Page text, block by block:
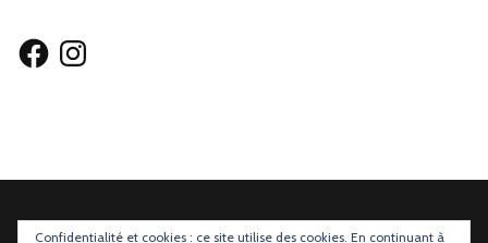
Confidentialité et cookies : ce site utilise des cookies. En continuant à
FacebookInstagram